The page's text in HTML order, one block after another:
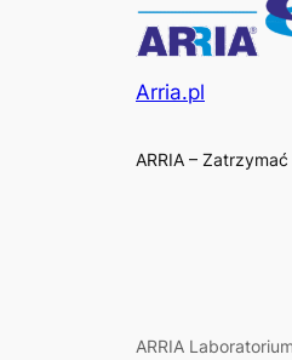
Arria.pl
ARRIA –
ARRIA